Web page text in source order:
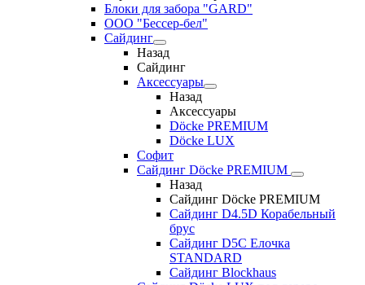
Блоки для забора "GARD"
ООО "Бессер-бел"
Сайдинг
Назад
Сайдинг
Аксессуары
Назад
Аксессуары
Döcke PREMIUM
Döcke LUX
Софит
Сайдинг Döcke PREMIUM
Назад
Сайдинг Döcke PREMIUM
Сайдинг D4.5D Корабельный
брус
Сайдинг D5С Елочка
STANDARD
Сайдинг Blockhaus